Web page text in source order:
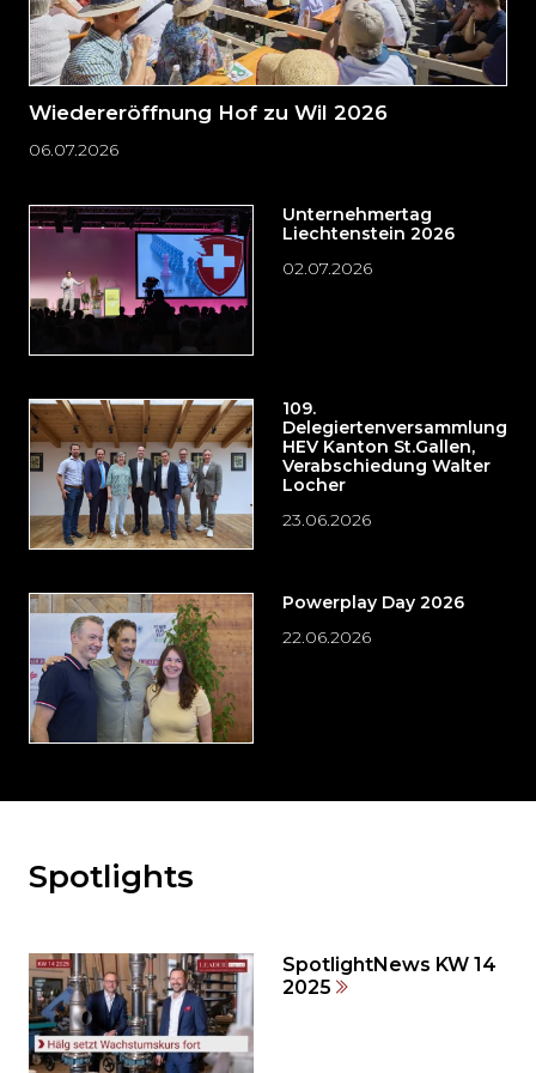
Wiedereröffnung Hof zu Wil 2026
06.07.2026
Unternehmertag
Liechtenstein 2026
02.07.2026
109.
Delegiertenversammlung
HEV Kanton St.Gallen,
Verabschiedung Walter
Locher
23.06.2026
Powerplay Day 2026
22.06.2026
Möchten
den
weiteren
Inhalt
auslassen
und
Spotlights
SpotlightNews KW 14
2025